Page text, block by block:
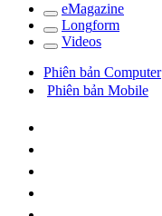
eMagazine
Longform
Videos
Phiên bản Computer
Phiên bản Mobile